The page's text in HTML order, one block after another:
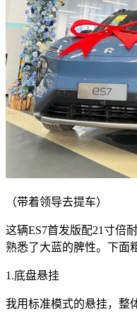
（带着领导去提车）
这辆ES7首发版配21寸倍
熟悉了大蓝的脾性。下面
1.底盘悬挂
我用标准模式的悬挂，整